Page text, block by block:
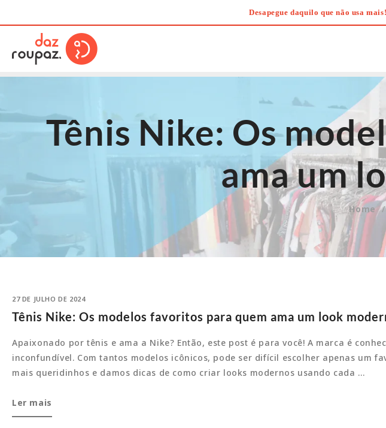
to
content
Desapegue daquilo que não usa mais!
Tênis Nike: Os
ama um
Home
27 DE JULHO DE 2024
Tênis Nike: Os modelos favoritos para quem ama um look
Apaixonado por tênis e ama a Nike? Então, este post é para você! A marca é
inconfundível. Com tantos modelos icônicos, pode ser difícil escolher apenas um
mais queridinhos e damos dicas de como criar looks modernos usando cada …
Tênis
Nike:
Ler mais